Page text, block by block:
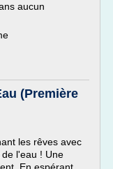
aucun
(Première
les rêves avec
l'eau ! Une